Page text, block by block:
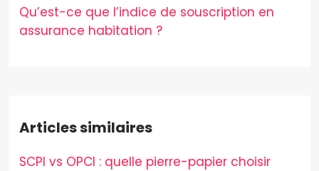
Qu’est-ce que l’indice de souscription en
assurance habitation ?
Articles similaires
SCPI vs OPCI : quelle pierre-papier choisir